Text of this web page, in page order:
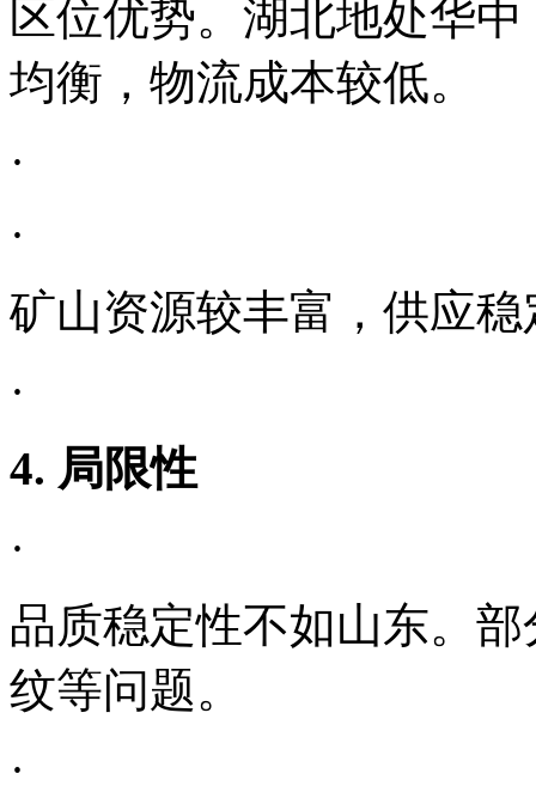
区位优势。湖北地处华
均衡，物流成本较低。
·
·
矿山资源较丰富，供应稳
·
4. 局限性
·
品质稳定性不如山东。
纹等问题。
·